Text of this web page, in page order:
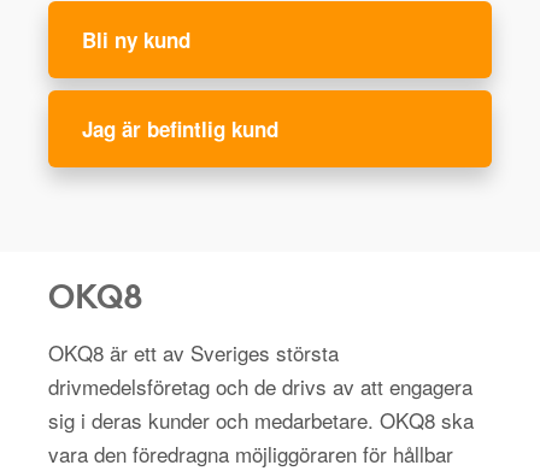
Bli ny kund
Jag är befintlig kund
OKQ8
OKQ8 är ett av Sveriges största
drivmedelsföretag och de drivs av att engagera
sig i deras kunder och medarbetare. OKQ8 ska
vara den föredragna möjliggöraren för hållbar